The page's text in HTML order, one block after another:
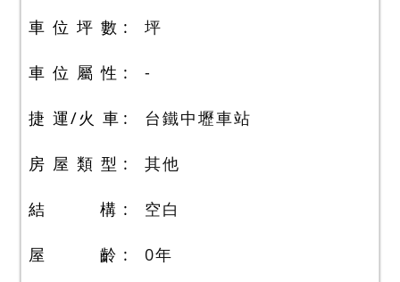
車 位 坪 數 坪
車 位 屬 性 -
捷 運/火 車 台鐵中壢車站
房 屋 類 型 其他
結 構 空白
屋 齡 0年